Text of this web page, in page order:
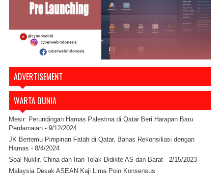
ADVERTISEMENT
WARTA DUNIA
Mesir: Perundingan Hamas Palestina di Qatar Beri Harapan Baru
Perdamaian - 9/12/2024
JK Bertemu Pimpinan Fatah di Qatar, Bahas Rekonsiliasi dengan
Hamas - 8/4/2024
Soal Nuklir, China dan Iran Tolak Didikte AS dan Barat - 2/15/2023
Malaysia Desak ASEAN Kaji Lima Poin Konsensus